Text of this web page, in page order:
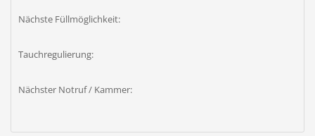
Nächste Füllmöglichkeit:
Tauchregulierung:
Nächster Notruf / Kammer: